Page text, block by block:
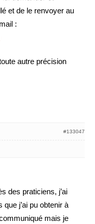
et de le renvoyer au
:
autre précision
#133047
des praticiens, j’ai
j’ai pu obtenir à
mais je